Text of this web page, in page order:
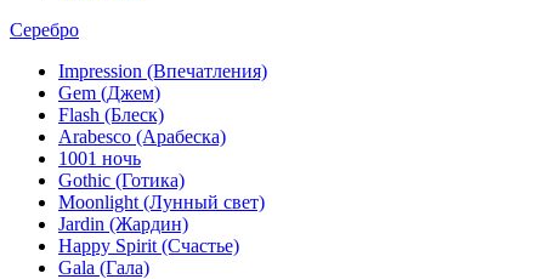
Серебро
Impression (Впечатления)
Gem (Джем)
Flash (Блеск)
Arabesco (Арабеска)
1001 ночь
Gothic (Готика)
Moonlight (Лунный свет)
Jardin (Жардин)
Happy Spirit (Счастье)
Gala (Гала)